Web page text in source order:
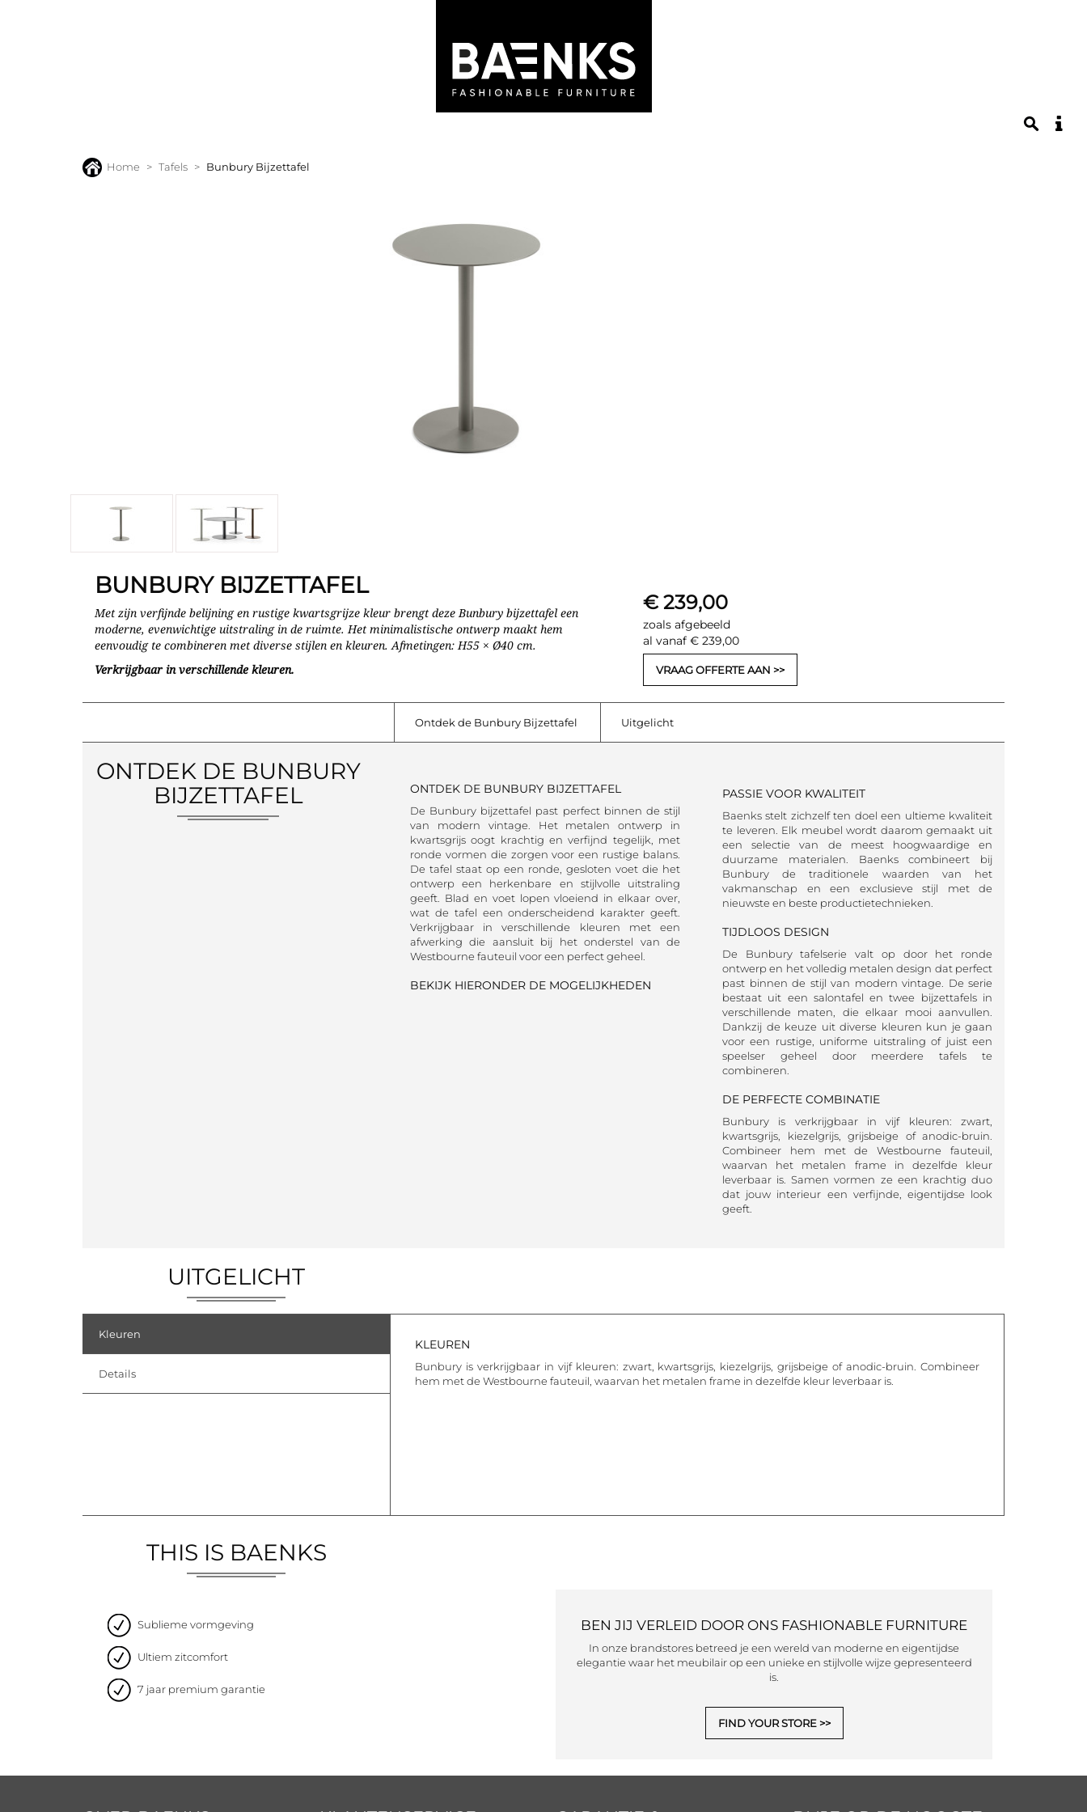
Home Tafels Bunbury Bijzettafel
BUNBURY BIJZETTAFEL
Met zijn verfijnde belijning en rustige kwartsgrijze kleur brengt deze Bunbury bijzettafel een
moderne, evenwichtige uitstraling in de ruimte. Het minimalistische ontwerp maakt hem
eenvoudig te combineren met diverse stijlen en kleuren. Afmetingen: H55 × Ø40 cm.
Verkrijgbaar in verschillende kleuren.
€ 239,00
zoals afgebeeld
al vanaf € 239,00
VRAAG OFFERTE AAN
Ontdek de Bunbury Bijzettafel Uitgelicht
ONTDEK DE BUNBURY
BIJZETTAFEL
ONTDEK DE BUNBURY BIJZETTAFEL
De Bunbury bijzettafel past perfect binnen de stijl
van modern vintage. Het metalen ontwerp in
kwartsgrijs oogt krachtig en verfijnd tegelijk, met
ronde vormen die zorgen voor een rustige balans.
De tafel staat op een ronde, gesloten voet die het
ontwerp een herkenbare en stijlvolle uitstraling
geeft. Blad en voet lopen vloeiend in elkaar over,
wat de tafel een onderscheidend karakter geeft.
Verkrijgbaar in verschillende kleuren met een
afwerking die aansluit bij het onderstel van de
Westbourne fauteuil voor een perfect geheel.
BEKIJK HIERONDER DE MOGELIJKHEDEN
PASSIE VOOR KWALITEIT
Baenks stelt zichzelf ten doel een ultieme kwaliteit
te leveren. Elk meubel wordt daarom gemaakt uit
een selectie van de meest hoogwaardige en
duurzame materialen. Baenks combineert bij
Bunbury de traditionele waarden van het
vakmanschap en een exclusieve stijl met de
nieuwste en beste productietechnieken.
TIJDLOOS DESIGN
De Bunbury tafelserie valt op door het ronde
ontwerp en het volledig metalen design dat perfect
past binnen de stijl van modern vintage. De serie
bestaat uit een salontafel en twee bijzettafels in
verschillende maten, die elkaar mooi aanvullen.
Dankzij de keuze uit diverse kleuren kun je gaan
voor een rustige, uniforme uitstraling of juist een
speelser geheel door meerdere tafels te
combineren.
DE PERFECTE COMBINATIE
Bunbury is verkrijgbaar in vijf kleuren: zwart,
kwartsgrijs, kiezelgrijs, grijsbeige of anodic-bruin.
Combineer hem met de Westbourne fauteuil,
waarvan het metalen frame in dezelfde kleur
leverbaar is. Samen vormen ze een krachtig duo
dat jouw interieur een verfijnde, eigentijdse look
geeft.
UITGELICHT
Kleuren
Details
KLEUREN
Bunbury is verkrijgbaar in vijf kleuren: zwart, kwartsgrijs, kiezelgrijs, grijsbeige of anodic-bruin. Combineer
hem met de Westbourne fauteuil, waarvan het metalen frame in dezelfde kleur leverbaar is.
THIS IS BAENKS
Sublieme vormgeving
Ultiem zitcomfort
7 jaar premium garantie
BEN JIJ VERLEID DOOR ONS FASHIONABLE FURNITURE
In onze brandstores betreed je een wereld van moderne en eigentijdse
elegantie waar het meubilair op een unieke en stijlvolle wijze gepresenteerd
is.
FIND YOUR STORE